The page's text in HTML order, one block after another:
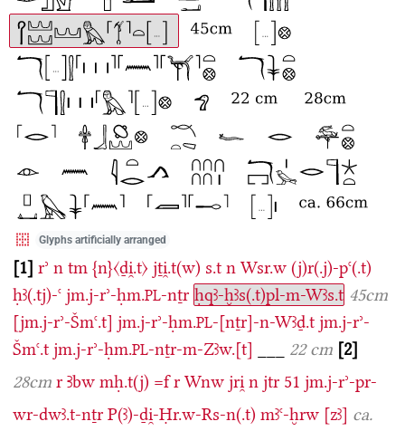
Glyphs artificially arranged
1 rʾ n tm {n}〈ḏi̯.t〉 jṯi̯.t(w) s.t n Wsr.w (j)r(.j)-pꜥ(.t)
ḥꜣ(.tj)-ꜥ jm.j-rʾ-ḥm.PL-nṯr ḥqꜣ-ḫꜣs(.t)pl-m-Wꜣs.t 45cm
[jm.j-rʾ-Šmꜥ.t] jm.j-rʾ-ḥm.PL-[nṯr]-n-Wꜣḏ.t jm.j-rʾ-
Šmꜥ.t jm.j-rʾ-ḥm.PL-nṯr-m-Zꜣw.[t] 22 cm 2
28cm r Ꜣbw mḥ.t(j) =f r Wnw jri̯ n jtr 51 jm.j-rʾ-pr-
wr-dwꜣ.t-nṯr P(ꜣ)-ḏi̯-Ḥr.w-Rs-n(.t) mꜣꜥ-ḫrw [zꜣ] ca.